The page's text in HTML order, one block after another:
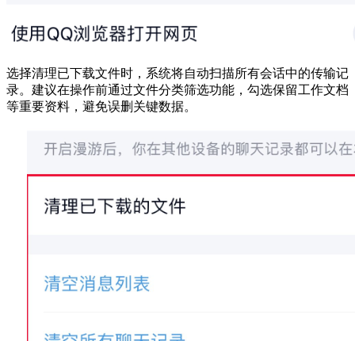
选择清理已下载文件时，系统将自动扫描所有会话中的传输记
录。建议在操作前通过文件分类筛选功能，勾选保留工作文档
等重要资料，避免误删关键数据。